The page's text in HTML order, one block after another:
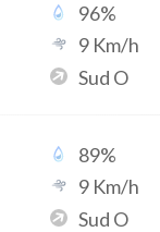
96%
9 Km/h
Sud O
89%
9 Km/h
Sud O